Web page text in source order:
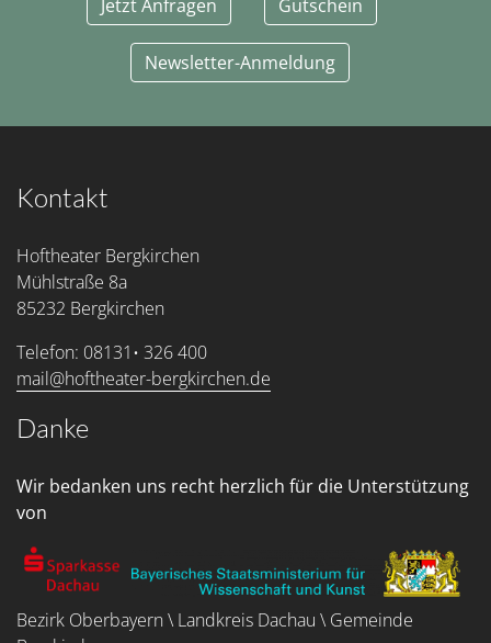
Jetzt Anfragen Gutschein
Newsletter-Anmeldung
Kontakt
Hoftheater Bergkirchen
Mühlstraße 8a
85232 Bergkirchen
Telefon: 08131• 326 400
mail@hoftheater-bergkirchen.de
Danke
Wir bedanken uns recht herzlich für die Unterstützung
von
Bezirk Oberbayern \ Landkreis Dachau \ Gemeinde